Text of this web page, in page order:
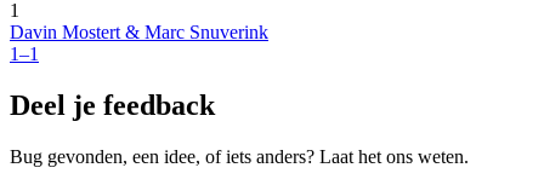
1
Davin Mostert & Marc Snuverink
1–1
Deel je feedback
Bug gevonden, een idee, of iets anders? Laat het ons weten.